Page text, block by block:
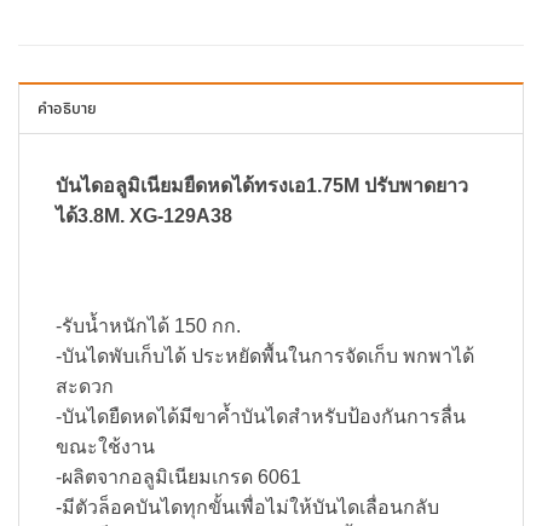
คำอธิบาย
บันไดอลูมิเนียมยืดหดได้ทรงเอ1.75M ปรับพาดยาว
ได้3.8M. XG-129A38
-รับน้ำหนักได้ 150 กก.
-บันไดพับเก็บได้ ประหยัดพื้นในการจัดเก็บ พกพาได้
สะดวก
-บันไดยืดหดได้มีขาค้ำบันไดสำหรับป้องกันการลื่น
ขณะใช้งาน
-ผลิตจากอลูมิเนียมเกรด 6061
-มีตัวล็อคบันไดทุกขั้นเพื่อไม่ให้บันไดเลื่อนกลับ